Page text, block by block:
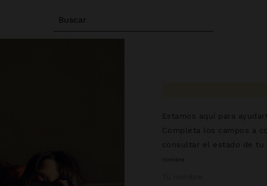
Buscar
Estamos aquí para
Completa los campos a
consultar el estado de
nombre